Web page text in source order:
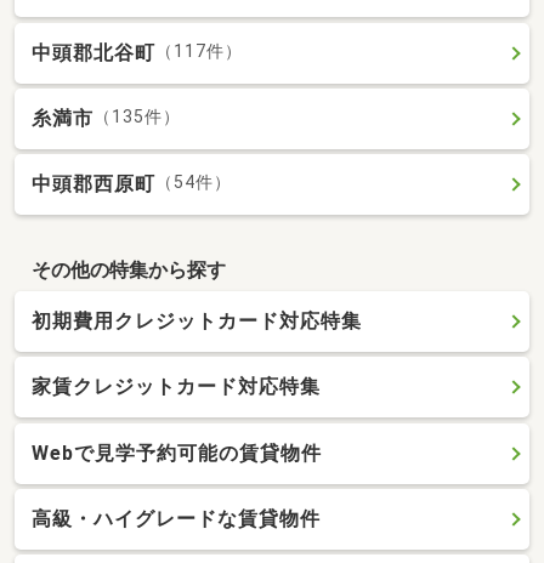
中頭郡北谷町 （117件）
糸満市 （135件）
中頭郡西原町 （54件）
その他の特集から探す
初期費用クレジットカード対応特集
家賃クレジットカード対応特集
Webで見学予約可能の賃貸物件
高級・ハイグレードな賃貸物件